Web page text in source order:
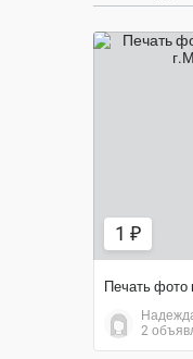
1 ₽
Печать фото
2